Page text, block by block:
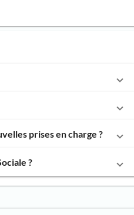
prises en charge ?
?